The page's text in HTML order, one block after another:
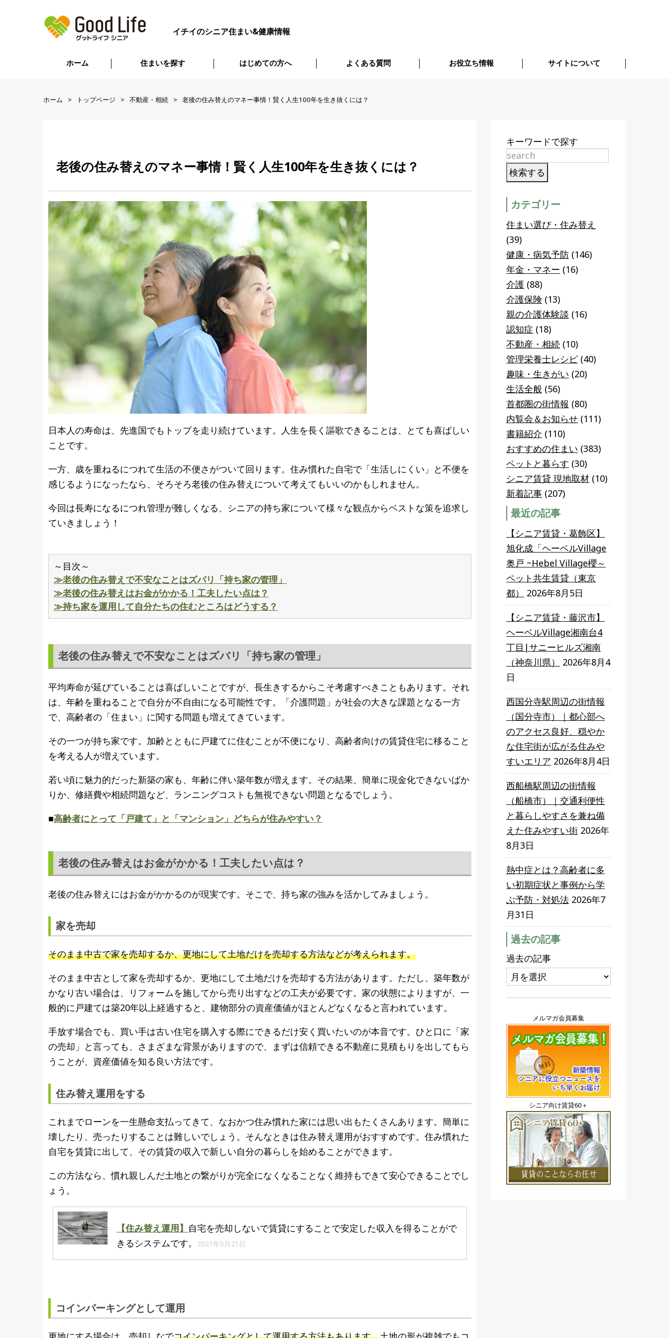
イチイのシニア住まい&健康情報
ホーム 住まいを探す はじめての方へ よくある質問 お役立ち情報 サイトについて
ホーム トップページ 不動産・相続 老後の住み替えのマネー事情！賢く人生100年を生き抜くには？
老後の住み替えのマネー事情！賢く人生100年を生き抜くには？
日本人の寿命は、先進国でもトップを走り続けています。人生を長く謳歌できることは、とても喜ばしい
ことです。
一方、歳を重ねるにつれて生活の不便さがついて回ります。住み慣れた自宅で「生活しにくい」と不便を
感じるようになったなら、そろそろ老後の住み替えについて考えてもいいのかもしれません。
今回は長寿になるにつれ管理が難しくなる、シニアの持ち家について様々な観点からベストな策を追求し
ていきましょう！
～目次～
≫老後の住み替えで不安なことはズバリ「持ち家の管理」
≫老後の住み替えはお金がかかる！工夫したい点は？
≫持ち家を運用して自分たちの住むところはどうする？
老後の住み替えで不安なことはズバリ「持ち家の管理」
平均寿命が延びていることは喜ばしいことですが、長生きするからこそ考慮すべきこともあります。それ
は、年齢を重ねることで自分が不自由になる可能性です。「介護問題」が社会の大きな課題となる一方
で、高齢者の「住まい」に関する問題も増えてきています。
その一つが持ち家です。加齢とともに戸建てに住むことが不便になり、高齢者向けの賃貸住宅に移ること
を考える人が増えています。
若い頃に魅力的だった新築の家も、年齢に伴い築年数が増えます。その結果、簡単に現金化できないばか
りか、修繕費や相続問題など、ランニングコストも無視できない問題となるでしょう。
■高齢者にとって「戸建て」と「マンション」どちらが住みやすい？
老後の住み替えはお金がかかる！工夫したい点は？
老後の住み替えにはお金がかかるのが現実です。そこで、持ち家の強みを活かしてみましょう。
家を売却
そのまま中古で家を売却するか、更地にして土地だけを売却する方法などが考えられます。
そのまま中古として家を売却するか、更地にして土地だけを売却する方法があります。ただし、築年数が
かなり古い場合は、リフォームを施してから売り出すなどの工夫が必要です。家の状態によりますが、一
般的に戸建ては築20年以上経過すると、建物部分の資産価値がほとんどなくなると言われています。
手放す場合でも、買い手は古い住宅を購入する際にできるだけ安く買いたいのが本音です。ひと口に「家
の売却」と言っても、さまざまな背景がありますので、まずは信頼できる不動産に見積もりを出してもら
うことが、資産価値を知る良い方法です。
住み替え運用をする
これまでローンを一生懸命支払ってきて、なおかつ住み慣れた家には思い出もたくさんあります。簡単に
壊したり、売ったりすることは難しいでしょう。そんなときは住み替え運用がおすすめです。住み慣れた
自宅を賃貸に出して、その賃貸の収入で新しい自分の暮らしを始めることができます。
この方法なら、慣れ親しんだ土地との繋がりが完全になくなることなく維持もできて安心できることでし
ょう。
【住み替え運用】 自宅を売却しないで賃貸にすることで安定した収入を得ることがで
きるシステムです。
2021年5月21日
コインパーキングとして運用
キーワードで探す
カテゴリー
住まい選び・住み替え
(39)
健康・病気予防 (146)
年金・マネー (16)
介護 (88)
介護保険 (13)
親の介護体験談 (16)
認知症 (18)
不動産・相続 (10)
管理栄養士レシピ (40)
趣味・生きがい (20)
生活全般 (56)
首都圏の街情報 (80)
内覧会＆お知らせ (111)
書籍紹介 (110)
おすすめの住まい (383)
ペットと暮らす (30)
シニア賃貸 現地取材 (10)
新着記事 (207)
最近の記事
【シニア賃貸・葛飾区】
旭化成「ヘーベルVillage
奥戸 ~Hebel Village櫻～
ペット共生賃貸（東京
都）
2026年8月5日
【シニア賃貸・藤沢市】
ヘーベルVillage湘南台4
丁目|サニーヒルズ湘南
（神奈川県）
2026年8月4
日
西国分寺駅周辺の街情報
（国分寺市）｜都心部へ
のアクセス良好、穏やか
な住宅街が広がる住みや
すいエリア 2026年8月4日
西船橋駅周辺の街情報
（船橋市）｜交通利便性
と暮らしやすさを兼ね備
えた住みやすい街 2026年
8月3日
熱中症とは？高齢者に多
い初期症状と事例から学
ぶ予防・対処法 2026年7
月31日
過去の記事
過去の記事
メルマガ会員募集
シニア向け賃貸60＋